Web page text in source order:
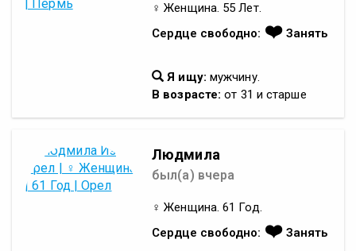
♀ Женщина. 55 Лет.
Сердце свободно: ❤️Занять
Я ищу: мужчину.
В возрасте: от 31 и старше
Людмила
был(а) вчера
♀ Женщина. 61 Год.
Сердце свободно: ❤️Занять